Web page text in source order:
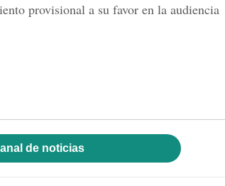
provisional a su favor en la audiencia
de noticias